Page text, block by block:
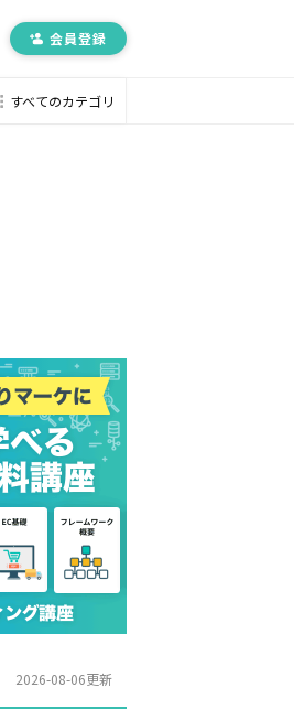
会員登録
すべてのカテゴリ
2026-08-06更新